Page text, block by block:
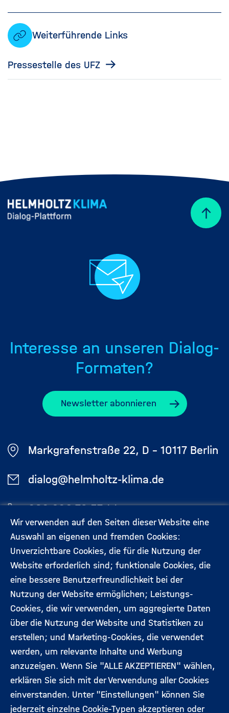
Weiterführende Links
Pressestelle des UFZ
Wir verwenden auf den Seiten dieser Website eine
Auswahl an eigenen und fremden Cookies:
Unverzichtbare Cookies, die für die Nutzung der
Website erforderlich sind; funktionale Cookies, die
eine bessere Benutzerfreundlichkeit bei der
Nutzung der Website ermöglichen; Leistungs-
Cookies, die wir verwenden, um aggregierte Daten
über die Nutzung der Website und Statistiken zu
erstellen; und Marketing-Cookies, die verwendet
werden, um relevante Inhalte und Werbung
anzuzeigen. Wenn Sie "ALLE AKZEPTIEREN" wählen,
erklären Sie sich mit der Verwendung aller Cookies
einverstanden. Unter "Einstellungen" können Sie
jederzeit einzelne Cookie-Typen akzeptieren oder
Interesse an unseren Dialog-
Formaten?
Newsletter abonnieren
Markgrafenstraße 22, D - 10117 Berlin
dialog@helmholtz-klima.de
030 206 79 57 44
Footermenü
(Hauptseite)
Aktuelles Kontakt
Veranstaltungen Datenschutz
Expert:innen Impressum
Folgen Sie uns: